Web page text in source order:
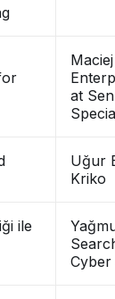
at
Uğur
Kriko
ile